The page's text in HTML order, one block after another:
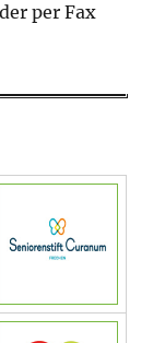
per Fax